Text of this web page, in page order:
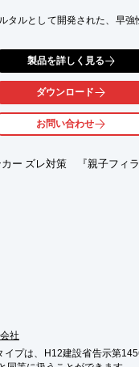
タルとして開発された、早強
、規定の水量で混練りすると
注入できます。
いため地山の亀裂や空洞部分
りするだけで高品質のモルタ
製品を詳しく見る
ダウンロード
お問い合わせ
カー ズレ対策 『親子フィ
社
イプは、H12建設省告示第